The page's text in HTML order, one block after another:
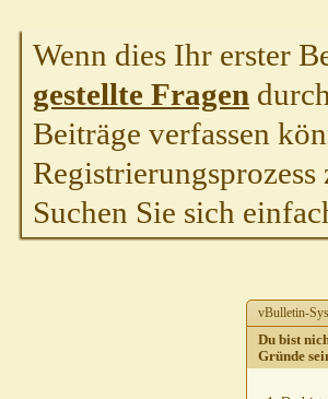
Wenn dies Ihr erster
gestellte Fragen
Beiträge verfassen
Suchen Sie sich
vBulletin-
Du bist
Gründe